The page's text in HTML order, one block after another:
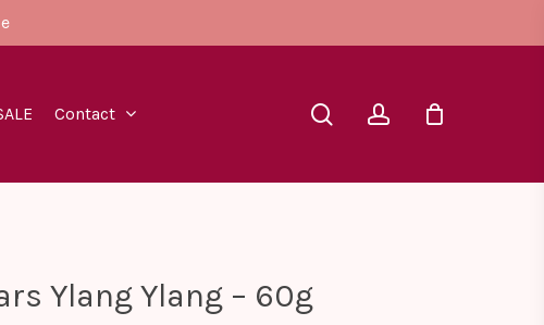
Contact searchaccount
Ylang Ylang – 60g